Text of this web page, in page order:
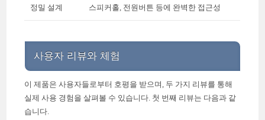
정밀 설계 스피커홀, 전원버튼 등에 완벽한 접근성
사용자 리뷰와 체험
이 제품은 사용자들로부터 호평을 받으며, 두 가지 리뷰를 통해
실제 사용 경험을 살펴볼 수 있습니다. 첫 번째 리뷰는 다음과 같
습니다.